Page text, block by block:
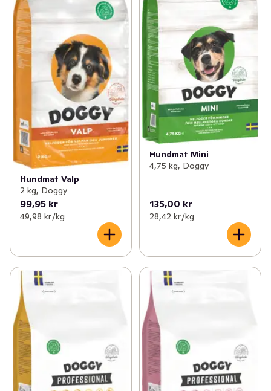
Hundmat Valp
2 kg, Doggy
99,95 kr
49,98 kr /kg
Hundmat Mini
4,75 kg, Doggy
135,00 kr
28,42 kr /kg